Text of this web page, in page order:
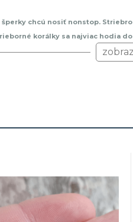
chcú nosiť nonstop.
korálky sa najviac hodia
puncového zákona a taktiež